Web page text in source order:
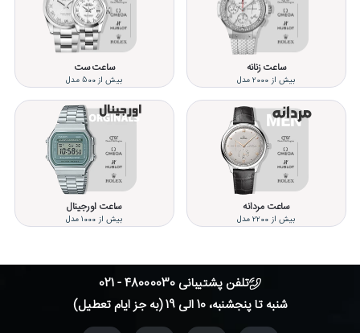
ساعت زنانه
بیش از 2000 مدل
ساعت ست
بیش از 500 مدل
ساعت مردانه
بیش از 2200 مدل
ساعت اورجینال
بیش از 1000 مدل
تلفن پشتیبانی 48000030 - 021
شنبه تا پنجشنبه، 10 الی 19 (به جز ایام تعطیل)